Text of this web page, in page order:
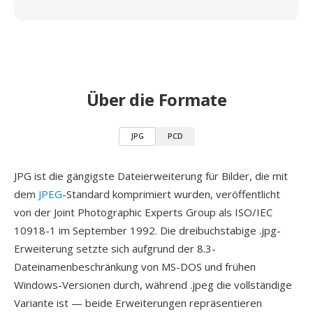
Über die Formate
JPG PCD
JPG ist die gängigste Dateierweiterung für Bilder, die mit
dem JPEG-Standard komprimiert wurden, veröffentlicht
von der Joint Photographic Experts Group als ISO/IEC
10918-1 im September 1992. Die dreibuchstabige .jpg-
Erweiterung setzte sich aufgrund der 8.3-
Dateinamenbeschränkung von MS-DOS und frühen
Windows-Versionen durch, während .jpeg die vollständige
Variante ist — beide Erweiterungen repräsentieren